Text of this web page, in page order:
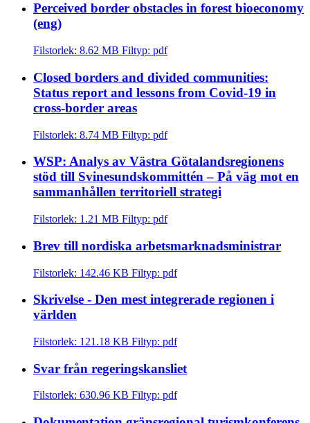
Perceived border obstacles in forest bioeconomy
(eng)
Filstorlek: 8.62 MB Filtyp: pdf
Closed borders and divided communities:
Status report and lessons from Covid-19 in
cross-border areas
Filstorlek: 8.74 MB Filtyp: pdf
WSP: Analys av Västra Götalandsregionens
stöd till Svinesundskommittén – På väg mot en
sammanhållen territoriell strategi
Filstorlek: 1.21 MB Filtyp: pdf
Brev till nordiska arbetsmarknadsministrar
Filstorlek: 142.46 KB Filtyp: pdf
Skrivelse - Den mest integrerade regionen i
världen
Filstorlek: 121.18 KB Filtyp: pdf
Svar från regeringskansliet
Filstorlek: 630.96 KB Filtyp: pdf